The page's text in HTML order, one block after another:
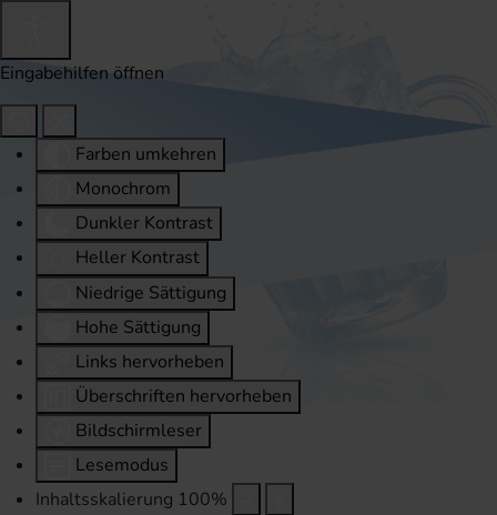
Eingabehilfen öffnen
Farben umkehren
Monochrom
Dunkler Kontrast
Heller Kontrast
Niedrige Sättigung
Hohe Sättigung
Links hervorheben
Überschriften hervorheben
Bildschirmleser
Lesemodus
Inhaltsskalierung 100%